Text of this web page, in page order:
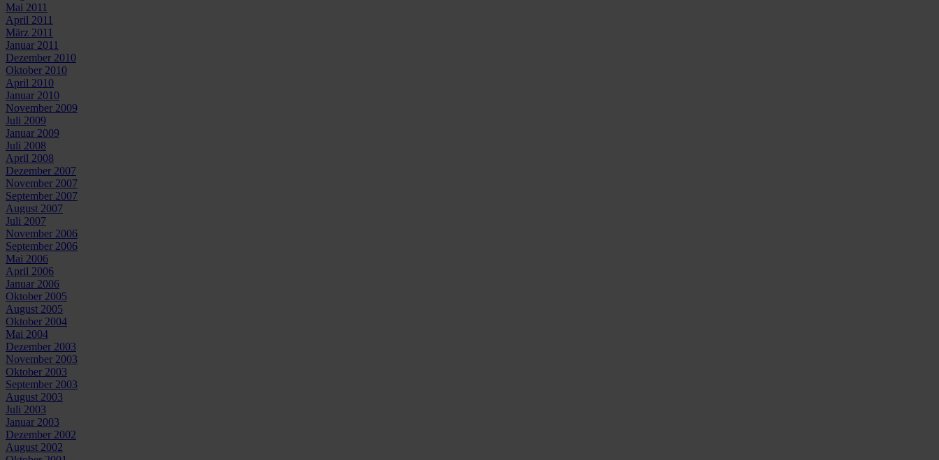
Mai 2011
April 2011
März 2011
Januar 2011
Dezember 2010
Oktober 2010
April 2010
Januar 2010
November 2009
Juli 2009
Januar 2009
Juli 2008
April 2008
Dezember 2007
November 2007
September 2007
August 2007
Juli 2007
November 2006
September 2006
Mai 2006
April 2006
Januar 2006
Oktober 2005
August 2005
Oktober 2004
Mai 2004
Dezember 2003
November 2003
Oktober 2003
September 2003
August 2003
Juli 2003
Januar 2003
Dezember 2002
August 2002